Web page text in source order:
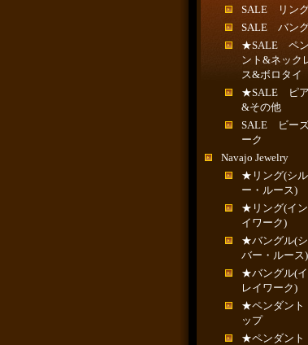
SALE リン
SALE バン
★SALE ペ
ント&ネック
ス&ボロタイ
★SALE ピ
&その他
SALE ビー
ーク
Navajo Jewelry
★リング(シ
ー・ルース)
★リング(イ
イワーク)
★バングル(
バー・ルース)
★バングル(
レイワーク)
★ペンダント
ップ
★ペンダント